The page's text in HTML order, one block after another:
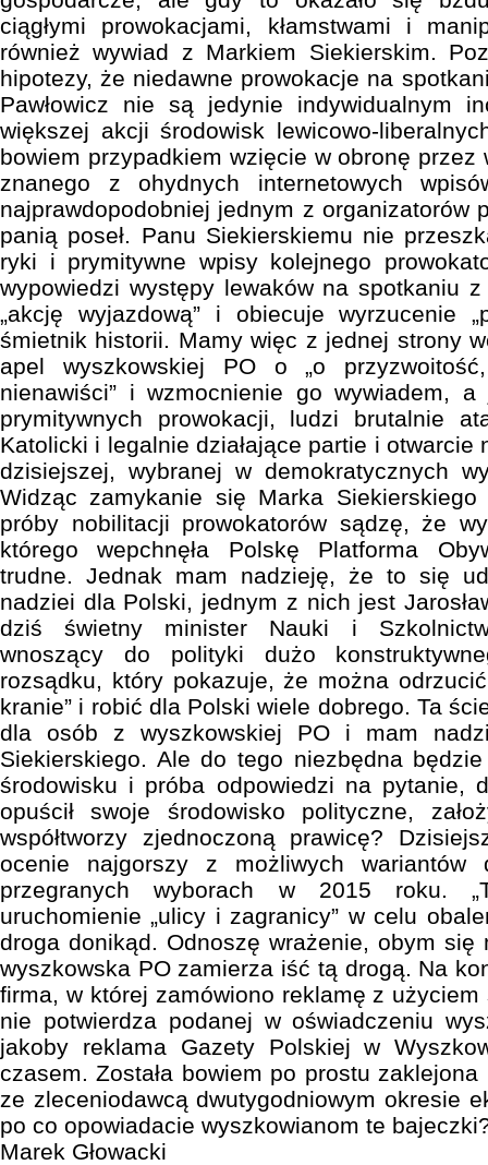
ciągłymi prowokacjami, kłamstwami i
również wywiad z Markiem Siekierskim.
hipotezy, że niedawne prowokacje na
Pawłowicz nie są jedynie indywidualnym
większej akcji środowisk lewicowo-
bowiem przypadkiem wzięcie w obronę przez
znanego z ohydnych internetowych
najprawdopodobniej jednym z organizatorów
panią poseł. Panu Siekierskiemu nie
ryki i prymitywne wpisy kolejnego
wypowiedzi występy lewaków na spotkaniu z
„akcję wyjazdową” i obiecuje wyrzucenie
śmietnik historii. Mamy więc z jednej strony
apel wyszkowskiej PO o „o
nienawiści” i wzmocnienie go wywiadem, a
prymitywnych prowokacji, ludzi brutalnie
Katolicki i legalnie działające partie i otwarcie
dzisiejszej, wybranej w demokratycznych
Widząc zamykanie się Marka
próby nobilitacji prowokatorów sądzę, że
którego wepchnęła Polskę Platforma
trudne. Jednak mam nadzieję, że to się
nadziei dla Polski, jednym z nich jest
dziś świetny minister Nauki i
wnoszący do polityki dużo
rozsądku, który pokazuje, że można
kranie” i robić dla Polski wiele dobrego. Ta
dla osób z wyszkowskiej PO i mam
Siekierskiego. Ale do tego niezbędna
środowisku i próba odpowiedzi na pytanie,
opuścił swoje środowisko polityczne,
współtworzy zjednoczoną prawicę?
ocenie najgorszy z możliwych wariantów
przegranych wyborach w 2015 roku.
uruchomienie „ulicy i zagranicy” w celu
droga donikąd. Odnoszę wrażenie, obym się
wyszkowska PO zamierza iść tą drogą. Na
firma, w której zamówiono reklamę z użyciem
nie potwierdza podanej w oświadczeniu
jakoby reklama Gazety Polskiej w
czasem. Została bowiem po prostu
ze zleceniodawcą dwutygodniowym okresie
po co opowiadacie wyszkowianom te
Marek Głowacki